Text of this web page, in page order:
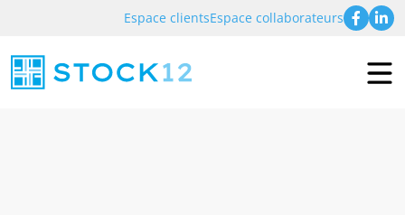
Espace clientsEspace collaborateurs